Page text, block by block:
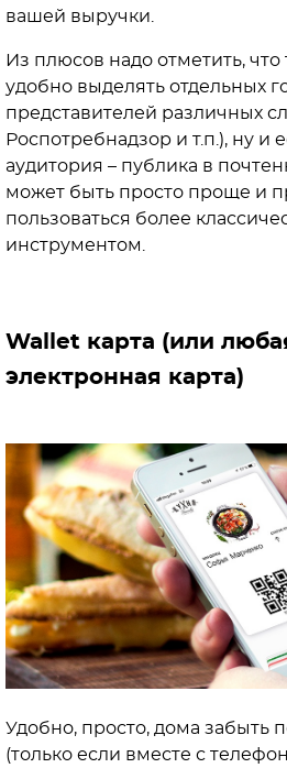
вашей выручки.
Из плюсов надо отметить,
удобно выделять отдельных
представителей различных
Роспотребнадзор и т.п.), ну и
аудитория – публика в
может быть просто проще и
пользоваться более
инструментом.
Wallet карта (или
электронная карта)
Удобно, просто, дома забыть
(только если вместе с